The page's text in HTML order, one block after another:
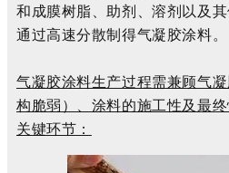
和成膜树脂、助剂、溶剂以及
通过高速分散制得气凝胶涂料。
气凝胶涂料生产过程需兼顾气
构脆弱）、涂料的施工性及最
关键环节：